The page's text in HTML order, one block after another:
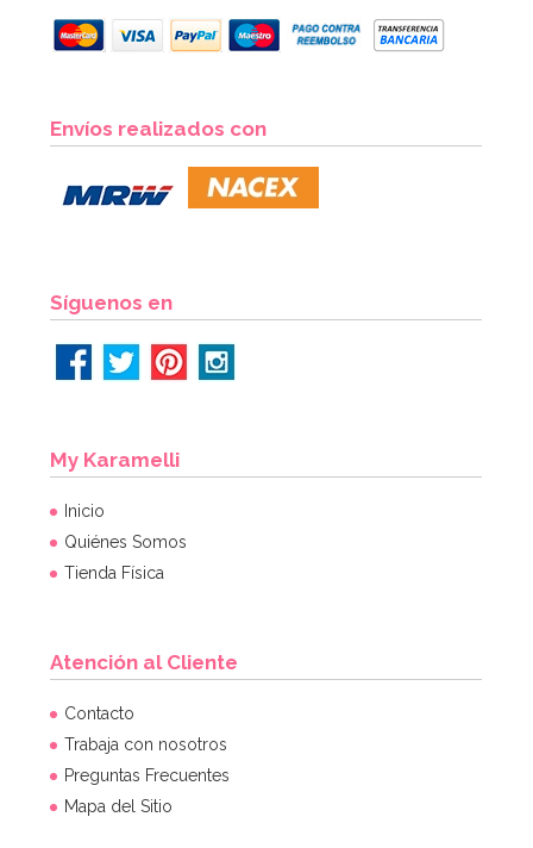
Envíos realizados con
Síguenos en
My Karamelli
Inicio
Quiénes Somos
Tienda Física
Atención al Cliente
Contacto
Trabaja con nosotros
Preguntas Frecuentes
Mapa del Sitio